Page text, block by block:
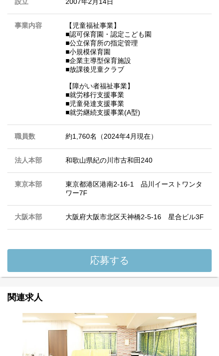
設立 2007年2月14日
事業内容
【児童福祉事業】
■認可保育園・認定こども園
■公立保育所の指定管理
■小規模保育園
■企業主導型保育施設
■放課後児童クラブ
【障がい者福祉事業】
■就労移行支援事業
■児童発達支援事業
■就労継続支援事業(A型)
職員数 約1,760名（2024年4月現在）
法人本部 和歌山県紀の川市古和田240
東京本部
東京都港区港南2-16-1 品川イーストワンタ
ワー7F
大阪本部 大阪府大阪市北区天神橋2-5-16 星合ビル3F
応募する
関連求人